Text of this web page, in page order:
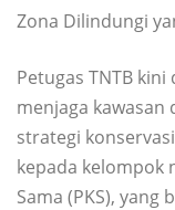
Zona Dilindungi
Petugas TNTB
menjaga kawasan
strategi
kepada kelompok
Sama (PKS),